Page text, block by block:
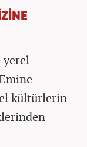
yerel
kültürlerin